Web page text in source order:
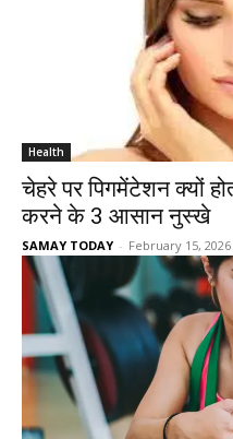
Health
चेहरे पर पिगमेंटेशन क्यों
करने के 3 आसान नुस्खे
SAMAY TODAY - February 15, 2026